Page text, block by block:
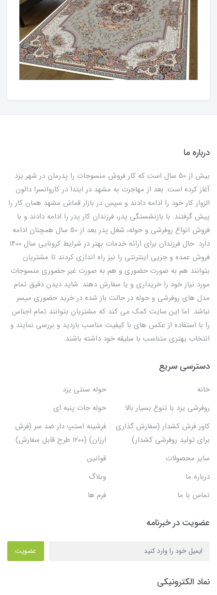
درباره ما
بیش از 50 سال است که کار فروش منسوجات را پدرمان در شهر یزد
آغاز کرده است. بعد از مهاجرت به مشهد در ابتدا در کاروانسرا دالون
الزوار کار خود را ادامه دادند و سپس در بازار قماش مشهد همان کار را
پیش گرفتند. با بازنشستگی پدر، فرزندان کار پدر را ادامه دادند و با
فروش انواع روفرشی و حوله، شغل پدر بعد از 50 سال همچنان ادامه
دارد. حال فرزندان برای ارائه خدمات بهتر در شرایط کرونایی سال 1400
فروش عمده و جزیی اینترنتی را نیز راه اندازی کردند تا مشتریان
بتوانند هم به صورت حضوری و هم به صورت غیر حضوری منسوجات
مورد نیاز خود را خریداری و یا سفارش دهند. شاید دیدن دقیق تمام
مدل های روفرشی و حوله در حالت باز شده در خرید حضوری میسر
نباشد. اما این سایت کمک می کند که مشتریان بتوانند تمام اجناس
را با استفاده از عکس های با کیفیت مناسب بازدید و بررسی نمایند و
انتخاب بهتری متناسب با سلیقه خود داشته باشند.
دسترسی سریع
خانه
حوله سنتی یزد
روفرشی یزد با تنوع بسیار بالا
حوله جات پنبه ای
کاور فرش کشدار (سفارش گذاری
برای تولید روفرشی کشدار)
فرشینه استپ دار ضد سر (فرش
ارزان) (۱۲۰۰ طرح قابل سفارش)
سایر محصولات
قوانین
درباره ما
وبلاگ
تماس با ما
فرم ها
عضویت در خبرنامه
عضویت
نماد الکترونیکی